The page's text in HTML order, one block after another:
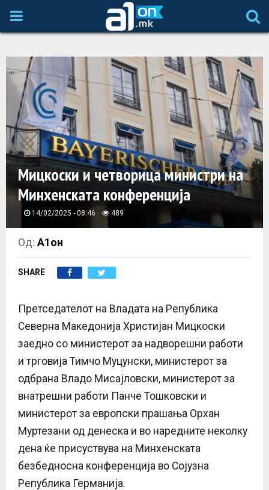
P
I
M
A
R
M
E
N
U
Мицкоски и четворица министри на
Минхенската конференција
14/02/2025 - 08:46 489
Од:А1он
SHARE
Претседателот на Владата на Република
Северна Македонија Христијан Мицкоски
заедно со министерот за надворешни работи
и трговија Тимчо Муцунски, министерот за
одбрана Владо Мисајловски, министерот за
внатрешни работи Панче Тошковски и
министерот за европски прашања Орхан
Муртезани од денеска и во наредните неколку
дена ќе присуствува на Минхенската
безбедносна конференција во Сојузна
Република Германија.